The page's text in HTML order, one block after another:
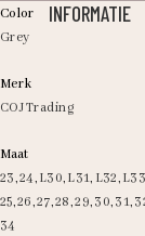
INFORMATIE
Color
Grey
Merk
COJ Trading
Maat
23,24, L30, L31, L32, L33
25,26,27,28,29, 30, 31,
34